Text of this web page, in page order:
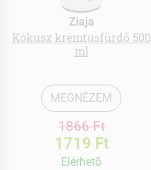
Ziaja
Kókusz krémtusfürdő 500
ml
MEGNÉZEM
1866 Ft
1719 Ft
Elérhetõ